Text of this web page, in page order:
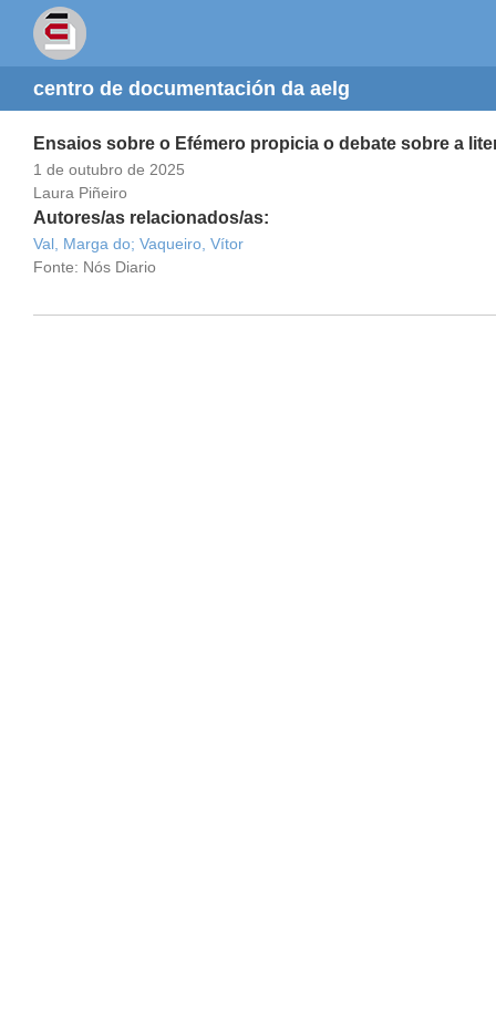
centro de documentación da aelg
Ensaios sobre o Efémero propicia o debate sobre a
1 de outubro de 2025
Laura Piñeiro
Autores/as relacionados/as:
Val, Marga do; Vaqueiro, Vítor
Fonte: Nós Diario